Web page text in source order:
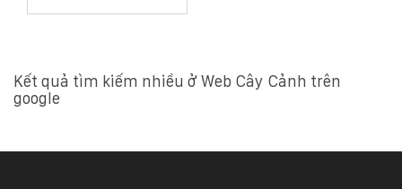
Kết quả tìm kiếm nhiều ở Web Cây Cảnh trên
google